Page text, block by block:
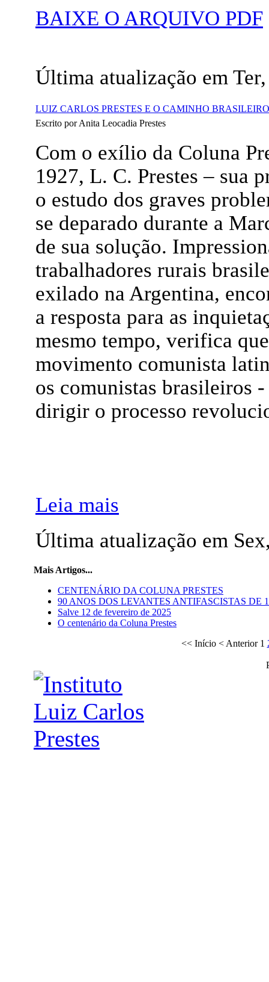
BAIXE O ARQUIVO PDF
Última atualização em
LUIZ CARLOS PRESTES E O CAMINHO
Escrito por Anita Leocadia Prestes
Com o exílio da Coluna
1927, L. C. Prestes – sua
o estudo dos graves
se deparado durante a
de sua solução.
trabalhadores rurais
exilado na Argentina,
a resposta para as
mesmo tempo, verifica
movimento comunista
os comunistas brasileiros
dirigir o processo
Leia mais
Última atualização em
Mais Artigos...
CENTENÁRIO DA COLUNA PRESTES
90 ANOS DOS LEVANTES ANTIFASCISTAS DE
Salve 12 de fevereiro de 2025
O centenário da Coluna Prestes
<< Início< Anterior 1